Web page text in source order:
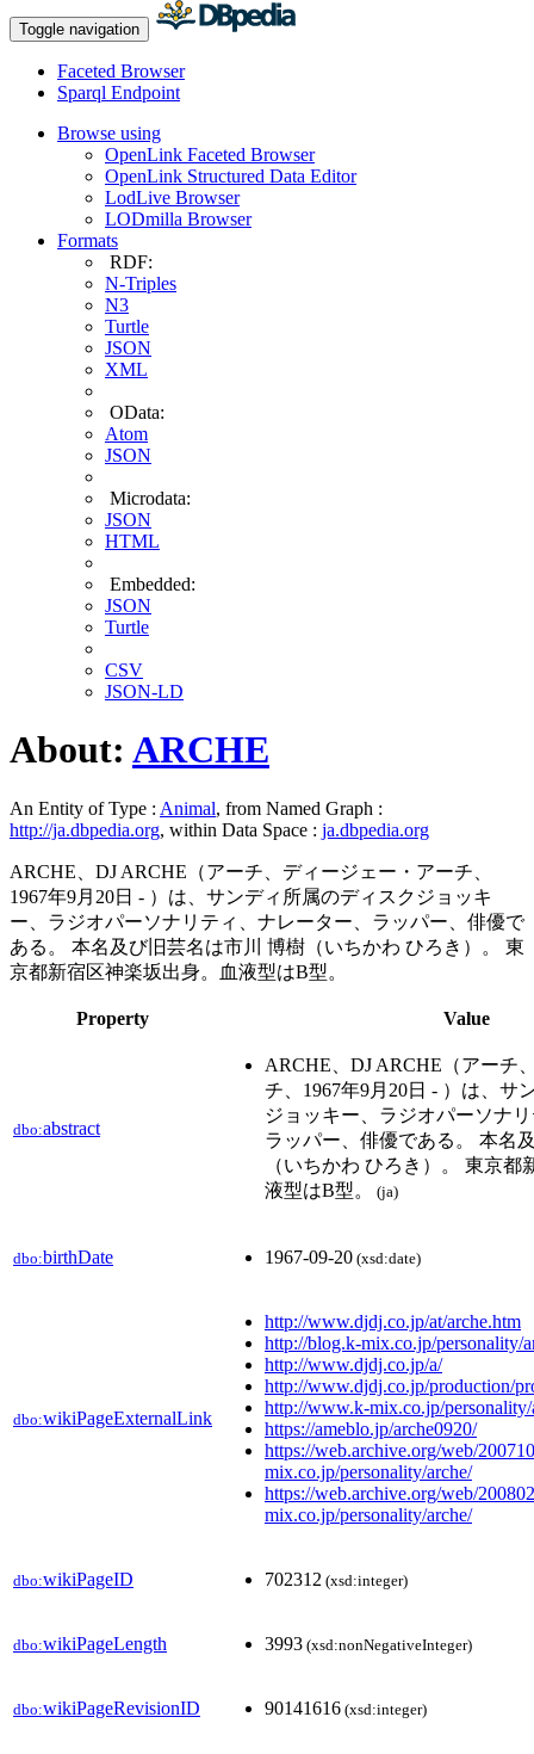
Toggle navigation
Faceted Browser
Sparql Endpoint
Browse using
OpenLink Faceted Browser
OpenLink Structured Data Editor
LodLive Browser
LODmilla Browser
Formats
RDF:
N-Triples
N3
Turtle
JSON
XML
OData:
Atom
JSON
Microdata:
JSON
HTML
Embedded:
JSON
Turtle
CSV
JSON-LD
About: ARCHE
An Entity of Type : Animal, from Named Graph :
http://ja.dbpedia.org, within Data Space : ja.dbpedia.org
ARCHE、DJ ARCHE（アーチ、ディージェー・アーチ、
1967年9月20日 - ）は、サンディ所属のディスクジョッキ
ー、ラジオパーソナリティ、ナレーター、ラッパー、俳優で
ある。 本名及び旧芸名は市川 博樹（いちかわ ひろき）。 東
京都新宿区神楽坂出身。血液型はB型。
Property Value
dbo:abstract
ARCHE、DJ ARCHE（アーチ
チ、1967年9月20日 - ）は、サ
ジョッキー、ラジオパーソナ
ラッパー、俳優である。 本名
（いちかわ ひろき）。 東京
液型はB型。
(ja)
dbo:birthDate 1967-09-20 (xsd:date)
dbo:wikiPageExternalLink
http://www.djdj.co.jp/at/arche.htm
http://blog.k-mix.co.jp/personality/
http://www.djdj.co.jp/a/
http://www.djdj.co.jp/production/
http://www.k-mix.co.jp/personality/
https://ameblo.jp/arche0920/
https://web.archive.org/web/
mix.co.jp/personality/arche/
https://web.archive.org/web/
mix.co.jp/personality/arche/
dbo:wikiPageID 702312 (xsd:integer)
dbo:wikiPageLength 3993 (xsd:nonNegativeInteger)
dbo:wikiPageRevisionID 90141616 (xsd:integer)